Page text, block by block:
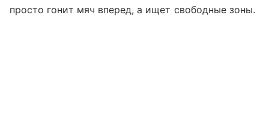
просто гонит мяч вперед, а ищет свободные зоны.